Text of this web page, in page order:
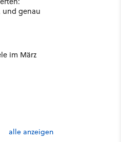
und genau
im März
alle anzeigen